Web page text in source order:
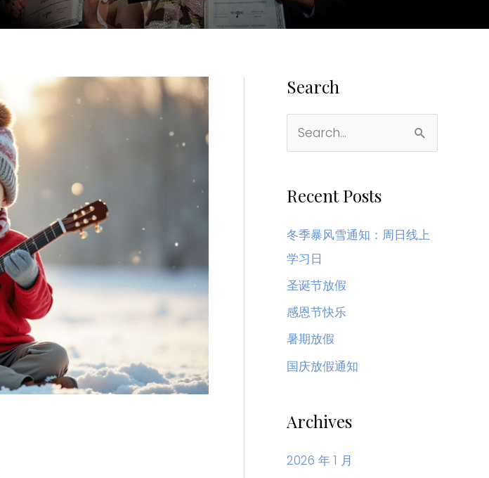
Search
Recent Posts
冬季暴风雪通知：周日线上
学习日
圣诞节放假
感恩节快乐
暑期放假
国庆放假通知
Archives
2026 年 1 月